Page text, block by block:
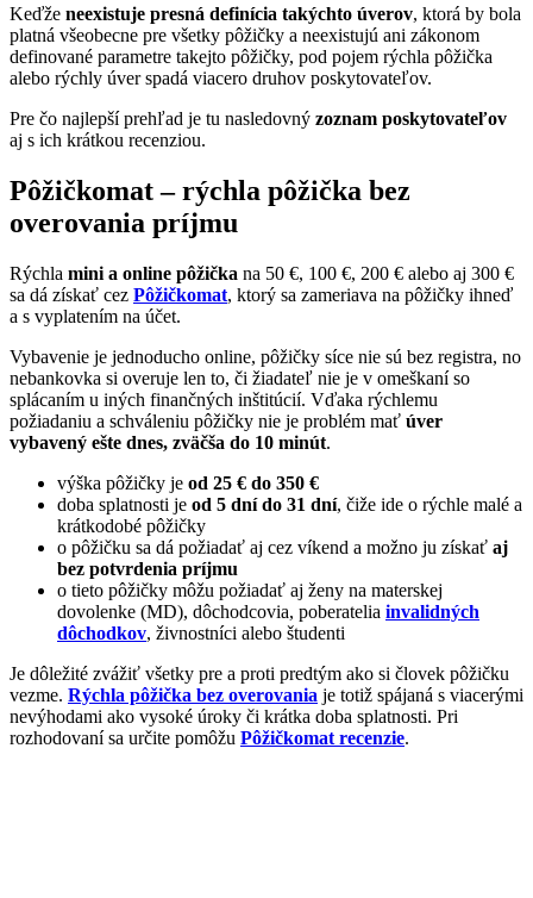
Keďže neexistuje presná definícia takýchto úverov, ktorá by bola
platná všeobecne pre všetky pôžičky a neexistujú ani zákonom
definované parametre takejto pôžičky, pod pojem rýchla pôžička
alebo rýchly úver spadá viacero druhov poskytovateľov.
Pre čo najlepší prehľad je tu nasledovný zoznam poskytovateľov
aj s ich krátkou recenziou.
Pôžičkomat – rýchla pôžička bez
overovania príjmu
Rýchla mini a online pôžička na 50 €, 100 €, 200 € alebo aj 300 €
sa dá získať cez Pôžičkomat, ktorý sa zameriava na pôžičky ihneď
a s vyplatením na účet.
Vybavenie je jednoducho online, pôžičky síce nie sú bez registra, no
nebankovka si overuje len to, či žiadateľ nie je v omeškaní so
splácaním u iných finančných inštitúcií. Vďaka rýchlemu
požiadaniu a schváleniu pôžičky nie je problém mať úver
vybavený ešte dnes, zväčša do 10 minút.
výška pôžičky je od 25 € do 350 €
doba splatnosti je od 5 dní do 31 dní, čiže ide o rýchle malé a
krátkodobé pôžičky
o pôžičku sa dá požiadať aj cez víkend a možno ju získať aj
bez potvrdenia príjmu
o tieto pôžičky môžu požiadať aj ženy na materskej
dovolenke (MD), dôchodcovia, poberatelia invalidných
dôchodkov, živnostníci alebo študenti
Je dôležité zvážiť všetky pre a proti predtým ako si človek pôžičku
vezme. Rýchla pôžička bez overovania je totiž spájaná s viacerými
nevýhodami ako vysoké úroky či krátka doba splatnosti. Pri
rozhodovaní sa určite pomôžu Pôžičkomat recenzie.